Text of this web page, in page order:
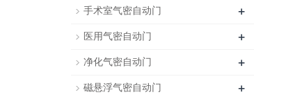
手术室气密自动门 +
医用气密自动门 +
净化气密自动门 +
磁悬浮气密自动门 +